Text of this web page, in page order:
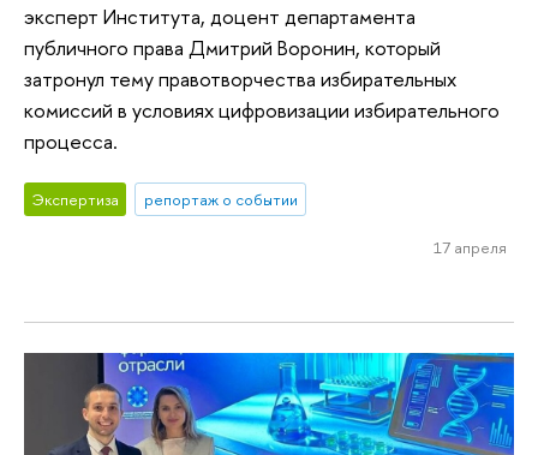
эксперт Института, доцент департамента
публичного права Дмитрий Воронин, который
затронул тему правотворчества избирательных
комиссий в условиях цифровизации избирательного
процесса.
Экспертиза репортаж о событии
17 апреля